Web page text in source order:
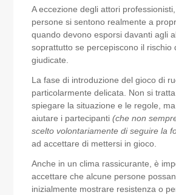
A eccezione degli attori
persone si sentono realmente a
quando devono esporsi davanti agli
soprattutto se percepiscono il rischio
giudicate.
La fase di introduzione del gioco di
particolarmente delicata. Non si
spiegare la situazione e le regole,
aiutare i partecipanti (che non
scelto volontariamente di seguire la
ad accettare di mettersi in gioco.
Anche in un clima rassicurante, è
accettare che alcune persone
inizialmente mostrare resistenza o